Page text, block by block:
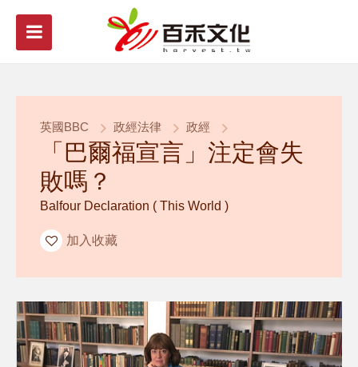
英國BBC 政經法律 政經
「巴爾福宣言」注定會失
敗嗎？
Balfour Declaration ( This World )
加入收藏